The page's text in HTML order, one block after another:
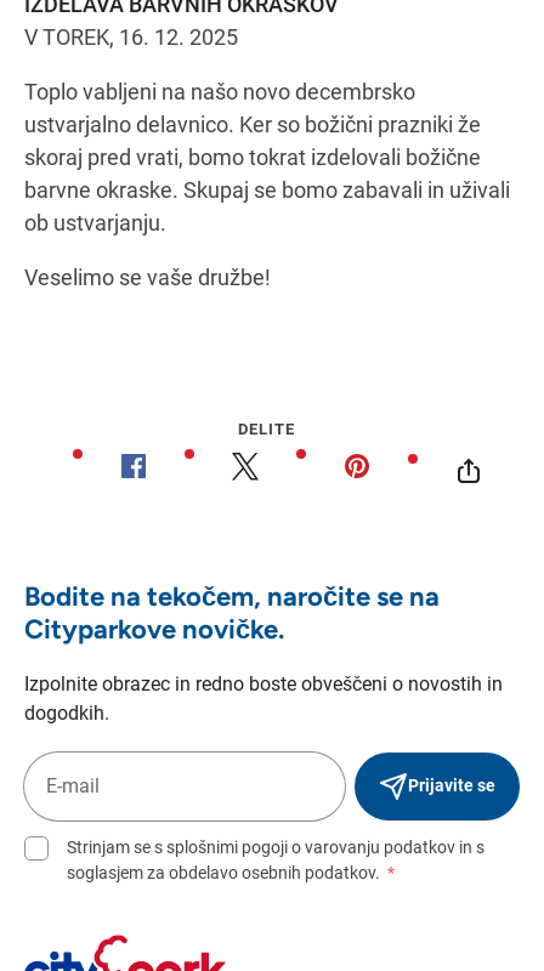
Navodila za pot
V TOREK, 16. 12. 2025
Toplo vabljeni na našo novo decembrsko
ustvarjalno delavnico. Ker so božični prazniki že
skoraj pred vrati, bomo tokrat izdelovali božične
barvne okraske. Skupaj se bomo zabavali in uživali
ob ustvarjanju.
Veselimo se vaše družbe!
DELITE
Bodite na tekočem, naročite se na
Cityparkove novičke.
Izpolnite obrazec in redno boste obveščeni o novostih in
dogodkih.
Prijavite se
Strinjam se s splošnimi pogoji o varovanju podatkov in s
soglasjem za obdelavo osebnih podatkov. *